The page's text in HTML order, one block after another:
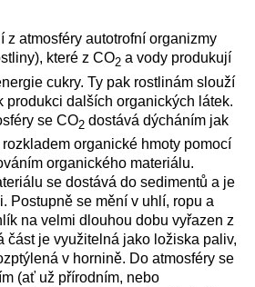
z atmosféry autotrofní organizmy
které z CO2 a vody produkují
cukry. Ty pak rostlinám slouží
produkci dalších organických látek.
se CO2 dostává dýcháním jak
organické hmoty pomocí
organického materiálu.
se dostává do sedimentů a je
Postupně se mění v uhlí, ropu a
na velmi dlouhou dobu vyřazen z
část je využitelná jako ložiska paliv,
v hornině. Do atmosféry se
(ať už přírodním, nebo